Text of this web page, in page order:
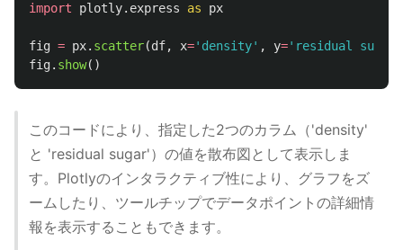
import plotly.express as px
fig = px. scatter(df, x=' density' , y=' residual sugar
fig. show()
このコードにより、指定した2つのカラム（'density'
と 'residual sugar'）の値を散布図として表示しま
す。Plotlyのインタラクティブ性により、グラフをズ
ームしたり、ツールチップでデータポイントの詳細情
報を表示することもできます。